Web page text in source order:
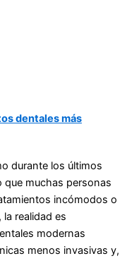
dentales más
durante los últimos
que muchas personas
incómodos o
realidad es
modernas
menos invasivas y,